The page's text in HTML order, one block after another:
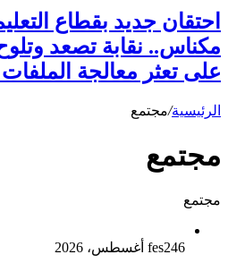
احتقان جديد بقطاع
مكناس.. نقابة تصعد
على تعثر معالجة الملفات
الرئيسية/مجتمع
مجتمع
مجتمع
fes246 أغسطس، 2026